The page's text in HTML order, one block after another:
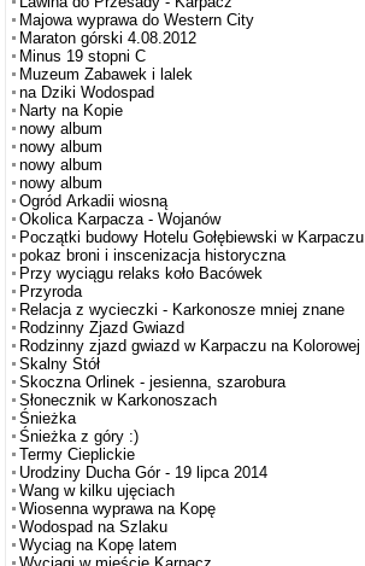
Majowa wyprawa do Western City
Maraton górski 4.08.2012
Minus 19 stopni C
Muzeum Zabawek i lalek
na Dziki Wodospad
Narty na Kopie
nowy album
nowy album
nowy album
nowy album
Ogród Arkadii wiosną
Okolica Karpacza - Wojanów
Początki budowy Hotelu Gołębiewski w Karpaczu
pokaz broni i inscenizacja historyczna
Przy wyciągu relaks koło Bacówek
Przyroda
Relacja z wycieczki - Karkonosze mniej znane
Rodzinny Zjazd Gwiazd
Rodzinny zjazd gwiazd w Karpaczu na Kolorowej
Skalny Stół
Skoczna Orlinek - jesienna, szarobura
Słonecznik w Karkonoszach
Śnieżka
Śnieżka z góry :)
Termy Cieplickie
Urodziny Ducha Gór - 19 lipca 2014
Wang w kilku ujęciach
Wiosenna wyprawa na Kopę
Wodospad na Szlaku
Wyciag na Kopę latem